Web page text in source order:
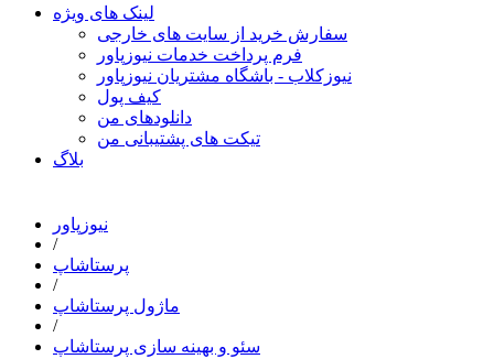
لینک های ویژه
سفارش خرید از سایت های خارجی
فرم پرداخت خدمات نیوزپاور
نیوزکلاب - باشگاه مشتریان نیوزپاور
کیف پول
دانلودهای من
تیکت های پشتیبانی من
بلاگ
نیوزپاور
/
پرستاشاپ
/
ماژول پرستاشاپ
/
سئو و بهینه سازی پرستاشاپ